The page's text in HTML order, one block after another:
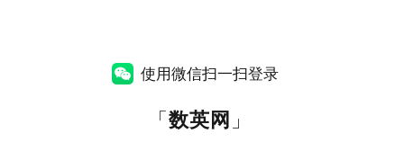
使用微信扫一扫登录
「数英网 」